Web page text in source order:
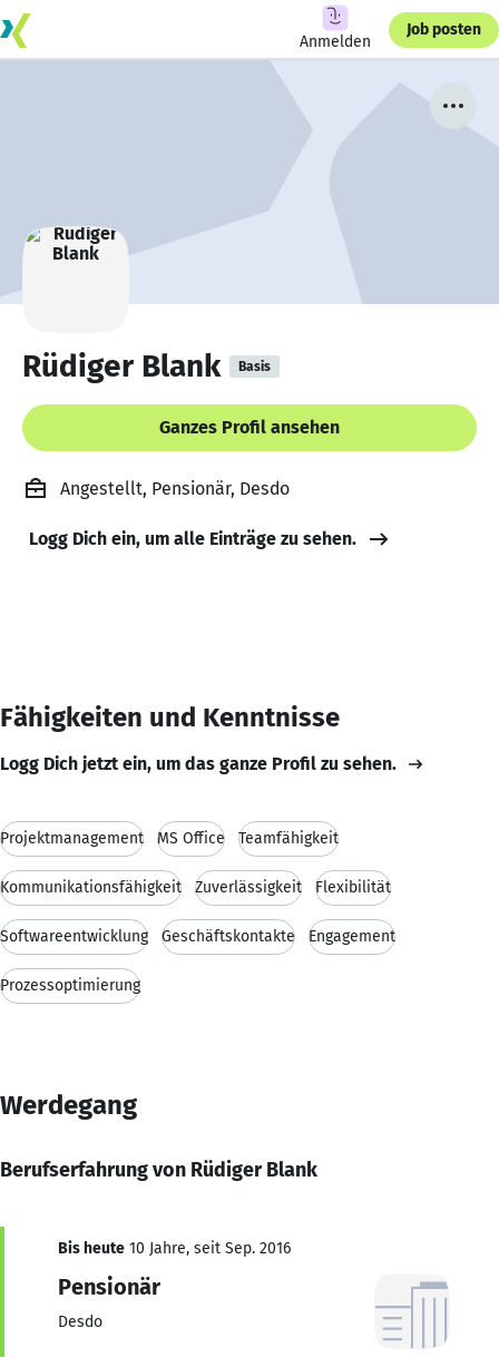
Anmelden
Job posten
Rüdiger Blank Basis
Ganzes Profil ansehen
Angestellt, Pensionär, Desdo
Logg Dich ein, um alle Einträge zu sehen.
Fähigkeiten und Kenntnisse
Logg Dich jetzt ein, um das ganze Profil zu sehen.
Projektmanagement MS Office Teamfähigkeit
Kommunikationsfähigkeit Zuverlässigkeit Flexibilität
Softwareentwicklung Geschäftskontakte Engagement
Prozessoptimierung
Werdegang
Berufserfahrung von Rüdiger Blank
Bis heute 10 Jahre, seit Sep. 2016
Pensionär
Desdo